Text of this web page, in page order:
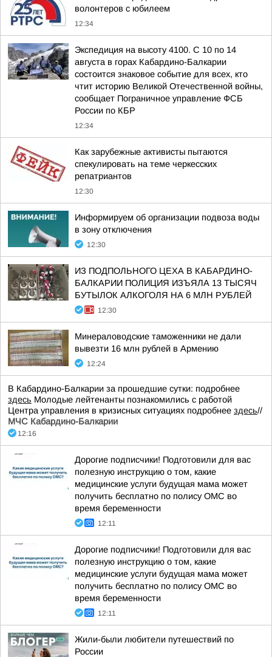
волонтеров с юбилеем
12:34
Экспедиция на высоту 4100. С 10 по 14
августа в горах Кабардино-Балкарии
состоится знаковое событие для всех, кто
чтит историю Великой Отечественной войны,
сообщает Пограничное управление ФСБ
России по КБР
12:34
Как зарубежные активисты пытаются
спекулировать на теме черкесских
репатриантов
12:30
Информируем об организации подвоза воды
в зону отключения
12:30
ИЗ ПОДПОЛЬНОГО ЦЕХА В КАБАРДИНО-
БАЛКАРИИ ПОЛИЦИЯ ИЗЪЯЛА 13 ТЫСЯЧ
БУТЫЛОК АЛКОГОЛЯ НА 6 МЛН РУБЛЕЙ
12:30
Минераловодские таможенники не дали
вывезти 16 млн рублей в Армению
12:24
В Кабардино-Балкарии за прошедшие сутки: подробнее
здесь Молодые лейтенанты познакомились с работой
Центра управления в кризисных ситуациях подробнее здесь//
МЧС Кабардино-Балкарии
12:16
Дорогие подписчики! Подготовили для вас
полезную инструкцию о том, какие
медицинские услуги будущая мама может
получить бесплатно по полису ОМС во
время беременности
12:11
Дорогие подписчики! Подготовили для вас
полезную инструкцию о том, какие
медицинские услуги будущая мама может
получить бесплатно по полису ОМС во
время беременности
12:11
Жили-были любители путешествий по
России